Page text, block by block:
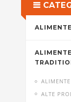
ALTE